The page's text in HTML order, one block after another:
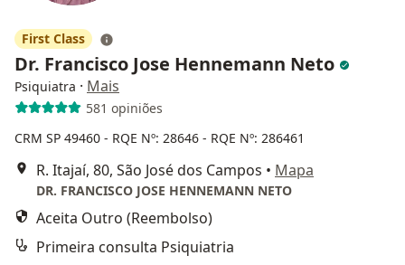
First Class
Dr. Francisco Jose Hennemann Neto
Psiquiatra · Mais
581 opiniões
CRM SP 49460 - RQE Nº: 28646 - RQE Nº: 286461
R. Itajaí, 80, São José dos Campos • Mapa
DR. FRANCISCO JOSE HENNEMANN NETO
Aceita Outro (Reembolso)
Primeira consulta Psiquiatria